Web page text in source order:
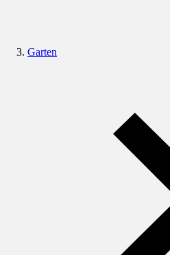
Garten